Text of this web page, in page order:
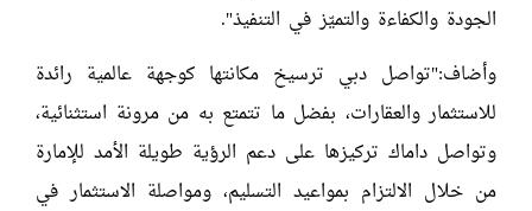
الجودة والكفاءة والتميّز في التنفيذ".
وأضاف:"تواصل دبي ترسيخ مكانتها كوجهة عالمية رائدة
للاستثمار والعقارات، بفضل ما تتمتع به من مرونة استثنائية،
وتواصل داماك تركيزها على دعم الرؤية طويلة الأمد للإمارة
من خلال الالتزام بمواعيد التسليم، ومواصلة الاستثمار في